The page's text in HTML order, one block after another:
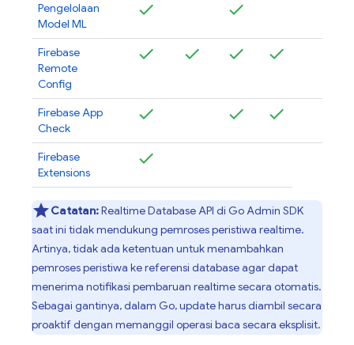
Pengelolaan
Model ML
Firebase
Remote
Config
Firebase App
Check
Firebase
Extensions
Catatan:Realtime DatabaseAPI di GoAdmin SDK
saat ini tidak mendukung pemroses peristiwa realtime.
Artinya, tidak ada ketentuan untuk menambahkan
pemroses peristiwa ke referensi database agar dapat
menerima notifikasi pembaruan realtime secara otomatis.
Sebagai gantinya, dalam Go, update harus diambil secara
proaktif dengan memanggil operasi baca secara eksplisit.